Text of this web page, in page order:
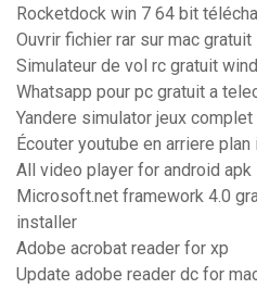
Rocketdock win 7 64 bit
Ouvrir fichier rar sur mac gratuit
Simulateur de vol rc gratuit
Whatsapp pour pc gratuit a
Yandere simulator jeux complet
Écouter youtube en arriere plan
All video player for android apk
Microsoft.net framework 4.0
installer
Adobe acrobat reader for xp
Update adobe reader dc for